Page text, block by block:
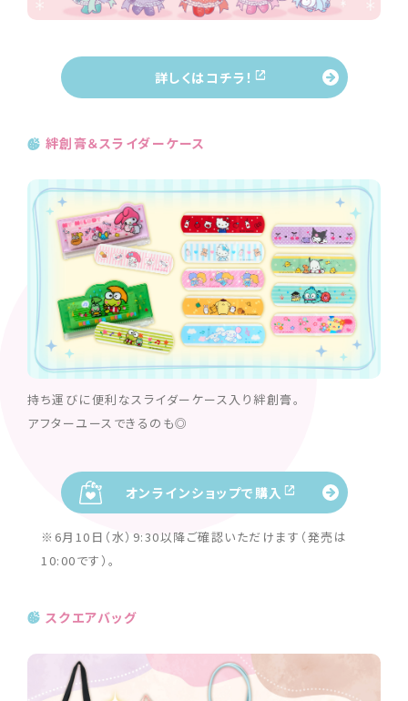
詳しくはコチラ！
絆創膏＆スライダーケース
持ち運びに便利なスライダーケース入り絆創膏。
アフターユースできるのも◎
オンラインショップで購入
※6月10日（水）9:30以降ご確認いただけます（発売は
10:00です）。
スクエアバッグ